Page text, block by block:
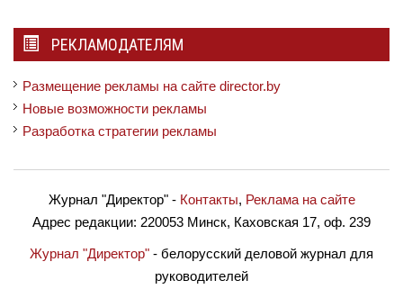
РЕКЛАМОДАТЕЛЯМ
Размещение рекламы на сайте director.by
Новые возможности рекламы
Разработка стратегии рекламы
Журнал "Директор"- Контакты, Реклама на сайте
Адрес редакции: 220053 Минск, Каховская 17, оф. 239
Журнал "Директор" - белорусский деловой журнал для
руководителей